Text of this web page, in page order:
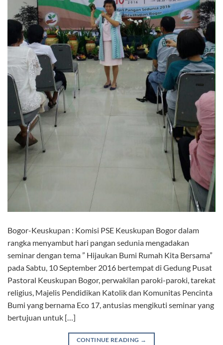
Bogor-Keuskupan : Komisi PSE Keuskupan Bogor dalam
rangka menyambut hari pangan sedunia mengadakan
seminar dengan tema ” Hijaukan Bumi Rumah Kita Bersama”
pada Sabtu, 10 September 2016 bertempat di Gedung Pusat
Pastoral Keuskupan Bogor, perwakilan paroki-paroki, tarekat
religius, Majelis Pendidikan Katolik dan Komunitas Pencinta
Bumi yang bernama Eco 17, antusias mengikuti seminar yang
bertujuan untuk […]
CONTINUE READING →